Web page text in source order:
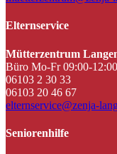
Elternservice
Mütterzentrum
Büro Mo-Fr 09:00-
06103 2 30 33
06103 20 46 67
elternservice@zenja-
Seniorenhilfe